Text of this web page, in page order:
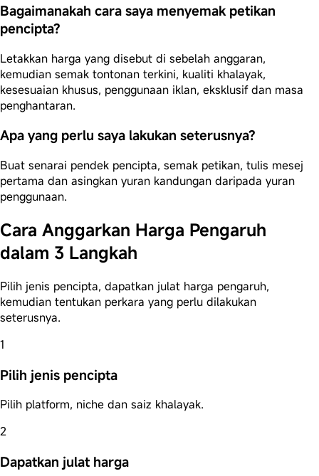
Bagaimanakah cara saya menyemak petikan
pencipta?
Letakkan harga yang disebut di sebelah anggaran,
kemudian semak tontonan terkini, kualiti khalayak,
kesesuaian khusus, penggunaan iklan, eksklusif dan masa
penghantaran.
Apa yang perlu saya lakukan seterusnya?
Buat senarai pendek pencipta, semak petikan, tulis mesej
pertama dan asingkan yuran kandungan daripada yuran
penggunaan.
Cara Anggarkan Harga Pengaruh
dalam 3 Langkah
Pilih jenis pencipta, dapatkan julat harga pengaruh,
kemudian tentukan perkara yang perlu dilakukan
seterusnya.
1
Pilih jenis pencipta
Pilih platform, niche dan saiz khalayak.
2
Dapatkan julat harga